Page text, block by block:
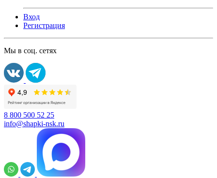
Вход
Регистрация
Мы в соц. сетях
8 800 500 52 25
info@shapki-nsk.ru